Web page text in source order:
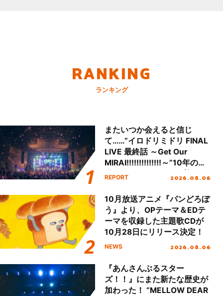
RANKING
ランキング
またいつか会えると信じ
て……“イロドリミドリ FINAL
LIVE 最終話 ～Get Our
MIRAI!!!!!!!!!!!!!!～”10年の活
動を経てファイナルを迎える
REPORT 2026.08.06
10月放送アニメ『パンどろぼ
う』より、OPテーマ＆EDテ
ーマを収録した主題歌CDが
10月28日にリリース決定！
NEWS 2026.08.06
『あんさんぶるスター
ズ！！』にまた新たな歴史が
加わった！ “MELLOW DEAR